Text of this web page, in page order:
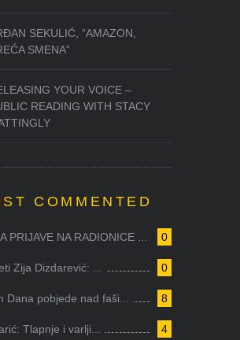
SEKULIĆ, “AMAZON,
SMENA”
YOUR VOICE –
READING WITH STACY
COMMENTED
0
PRIJAVE NA RADIONICE ...
0
Zija Dizdarević: ...
8
Dana pobjede nad faši...
4
Tlapnje i varlji...